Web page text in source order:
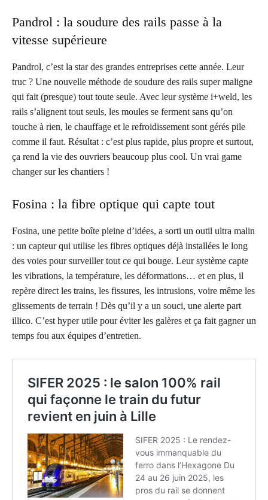
Pandrol : la soudure des rails passe à la
vitesse supérieure
Pandrol, c’est la star des grandes entreprises cette année. Leur
truc ? Une nouvelle méthode de soudure des rails super maligne
qui fait (presque) tout toute seule. Avec leur système i+weld, les
rails s’alignent tout seuls, les moules se ferment sans qu’on
touche à rien, le chauffage et le refroidissement sont gérés pile
comme il faut. Résultat : c’est plus rapide, plus propre et surtout,
ça rend la vie des ouvriers beaucoup plus cool. Un vrai game
changer sur les chantiers !
Fosina : la fibre optique qui capte tout
Fosina, une petite boîte pleine d’idées, a sorti un outil ultra malin
: un capteur qui utilise les fibres optiques déjà installées le long
des voies pour surveiller tout ce qui bouge. Leur système capte
les vibrations, la température, les déformations… et en plus, il
repère direct les trains, les fissures, les intrusions, voire même les
glissements de terrain ! Dès qu’il y a un souci, une alerte part
illico. C’est hyper utile pour éviter les galères et ça fait gagner un
temps fou aux équipes d’entretien.